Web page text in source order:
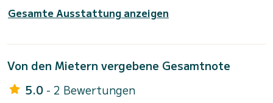
Gesamte Ausstattung anzeigen
Von den Mietern vergebene Gesamtnote
5.0 - 2 Bewertungen